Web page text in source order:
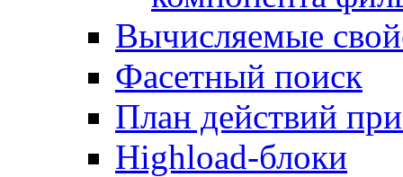
Вычисляемые
Фасетный поиск
План действий
Highload-блоки